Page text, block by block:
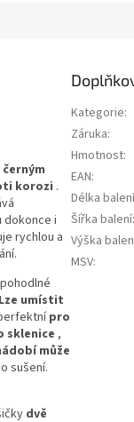
korozi .
dokonce i
rychlou a
Lze umístit
pro
sklenice ,
může
sušení.
dvě
Kategorie:
Záruka:
Hmotnost:
EAN:
Délka
Šířka balení:
Výška
MSV: